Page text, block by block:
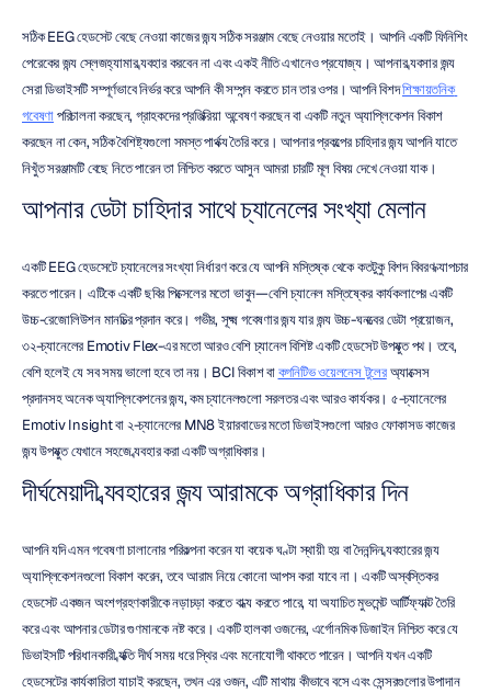
সঠিক EEG হেডসেট বেছে নেওয়া কাজের জন্য সঠিক সরঞ্জাম বেছে নেওয়ার মতোই। আপনি একটি ফিনিশিং
পেরেকের জন্য স্লেজহ্যামার ব্যবহার করবেন না এবং একই নীতি এখানেও প্রযোজ্য। আপনার ব্যবসার জন্য
সেরা ডিভাইসটি সম্পূর্ণভাবে নির্ভর করে আপনি কী সম্পন্ন করতে চান তার ওপর। আপনি বিশদ শিক্ষায়তনিক
গবেষণা পরিচালনা করছেন, গ্রাহকদের প্রতিক্রিয়া অন্বেষণ করছেন বা একটি নতুন অ্যাপ্লিকেশন বিকাশ
করছেন না কেন, সঠিক বৈশিষ্ট্যগুলো সমস্ত পার্থক্য তৈরি করে। আপনার প্রকল্পের চাহিদার জন্য আপনি যাতে
নিখুঁত সরঞ্জামটি বেছে নিতে পারেন তা নিশ্চিত করতে আসুন আমরা চারটি মূল বিষয় দেখে নেওয়া যাক।
আপনার ডেটা চাহিদার সাথে চ্যানেলের সংখ্যা মেলান
একটি EEG হেডসেটে চ্যানেলের সংখ্যা নির্ধারণ করে যে আপনি মস্তিষ্ক থেকে কতটুকু বিশদ বিবরণ ক্যাপচার
করতে পারেন। এটিকে একটি ছবির পিক্সেলের মতো ভাবুন—বেশি চ্যানেল মস্তিষ্কের কার্যকলাপের একটি
উচ্চ-রেজোলিউশন মানচিত্র প্রদান করে। গভীর, সূক্ষ্ম গবেষণার জন্য যার জন্য উচ্চ-ঘনত্বের ডেটা প্রয়োজন,
৩২-চ্যানেলের Emotiv Flex-এর মতো আরও বেশি চ্যানেল বিশিষ্ট একটি হেডসেট উপযুক্ত পথ। তবে,
বেশি হলেই যে সব সময় ভালো হবে তা নয়। BCI বিকাশ বা কগনিটিভ ওয়েলনেস টুলের অ্যাক্সেস
প্রদানসহ অনেক অ্যাপ্লিকেশনের জন্য, কম চ্যানেলগুলো সরলতর এবং আরও কার্যকর। ৫-চ্যানেলের
Emotiv Insight বা ২-চ্যানেলের MN8 ইয়ারবাডের মতো ডিভাইসগুলো আরও ফোকাসড কাজের
জন্য উপযুক্ত যেখানে সহজে ব্যবহার করা একটি অগ্রাধিকার।
দীর্ঘমেয়াদী ব্যবহারের জন্য আরামকে অগ্রাধিকার দিন
আপনি যদি এমন গবেষণা চালানোর পরিকল্পনা করেন যা কয়েক ঘণ্টা স্থায়ী হয় বা দৈনন্দিন ব্যবহারের জন্য
অ্যাপ্লিকেশনগুলো বিকাশ করেন, তবে আরাম নিয়ে কোনো আপস করা যাবে না। একটি অস্বস্তিকর
হেডসেট একজন অংশগ্রহণকারীকে নড়াচড়া করতে বাধ্য করতে পারে, যা অযাচিত মুভমেন্ট আর্টিফ্যাক্ট তৈরি
করে এবং আপনার ডেটার গুণমানকে নষ্ট করে। একটি হালকা ওজনের, এর্গোনমিক ডিজাইন নিশ্চিত করে যে
ডিভাইসটি পরিধানকারী ব্যক্তি দীর্ঘ সময় ধরে স্থির এবং মনোযোগী থাকতে পারেন। আপনি যখন একটি
হেডসেটের কার্যকারিতা যাচাই করছেন, তখন এর ওজন, এটি মাথায় কীভাবে বসে এবং সেন্সরগুলোর উপাদান